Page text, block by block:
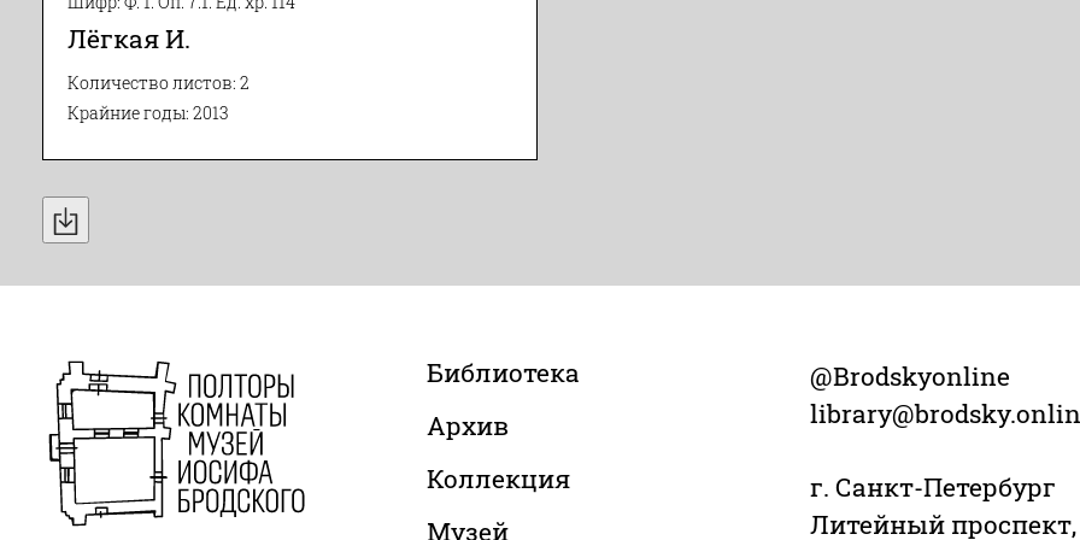
Лёгкая И.
Количество листов: 2
Крайние годы: 2013
Библиотека
Архив
Коллекция
Музей
@Brodskyonline
г. Санкт-Петербург
Литейный проспект,